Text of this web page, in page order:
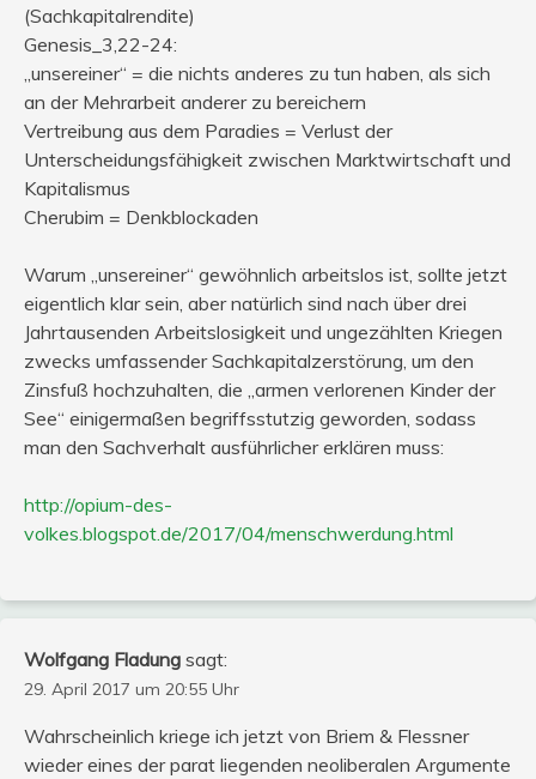
(Sachkapitalrendite)
Genesis_3,22-24:
„unsereiner“ = die nichts anderes zu tun haben, als sich
an der Mehrarbeit anderer zu bereichern
Vertreibung aus dem Paradies = Verlust der
Unterscheidungsfähigkeit zwischen Marktwirtschaft und
Kapitalismus
Cherubim = Denkblockaden
Warum „unsereiner“ gewöhnlich arbeitslos ist, sollte jetzt
eigentlich klar sein, aber natürlich sind nach über drei
Jahrtausenden Arbeitslosigkeit und ungezählten Kriegen
zwecks umfassender Sachkapitalzerstörung, um den
Zinsfuß hochzuhalten, die „armen verlorenen Kinder der
See“ einigermaßen begriffsstutzig geworden, sodass
man den Sachverhalt ausführlicher erklären muss:
http://opium-des-
volkes.blogspot.de/2017/04/menschwerdung.html
Wolfgang Fladung sagt:
29. April 2017 um 20:55 Uhr
Wahrscheinlich kriege ich jetzt von Briem & Flessner
wieder eines der parat liegenden neoliberalen Argumente